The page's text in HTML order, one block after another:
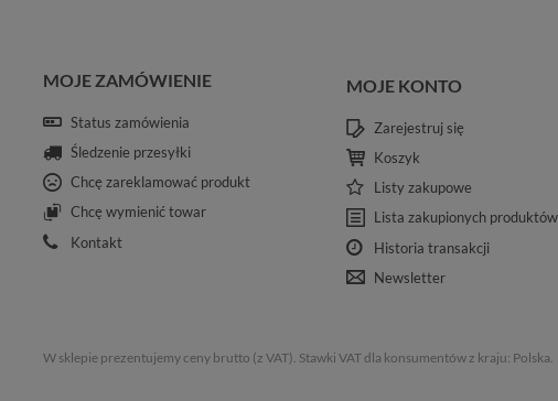
MOJE ZAMÓWIENIE
Status zamówienia
Śledzenie przesyłki
Chcę zareklamować produkt
Chcę wymienić towar
Kontakt
MOJE KONTO
Zarejestruj się
Koszyk
Listy zakupowe
Lista zakupionych produktów
Historia transakcji
Newsletter
W sklepie prezentujemy ceny brutto (z VAT). Stawki VAT dla konsumentów z kraju: Polska.